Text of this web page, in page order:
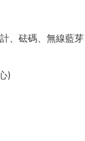
、砝碼、無線藍
)